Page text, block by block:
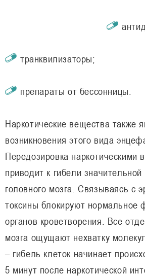
транквилизаторы;
препараты от бессонницы.
Наркотические вещества также
возникновения этого вида
Передозировка наркотическими
приводит к гибели значительной
головного мозга. Связываясь с
токсины блокируют нормальное
органов кроветворения. Все
мозга ощущают нехватку
– гибель клеток начинает
5 минут после наркотической